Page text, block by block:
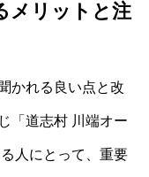
メリットと注
かれる良い点と改
「道志村 川端オー
人にとって、重要